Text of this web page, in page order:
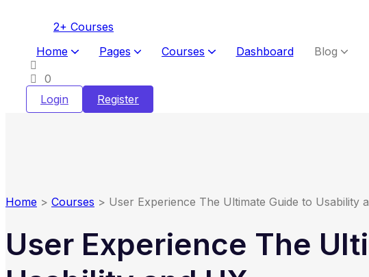
2+ Courses
Home
Pages Courses Dashboard
Blog
0
Login
Register
Home > Courses > User Experience The Ultimate Guide to Usability
User Experience The